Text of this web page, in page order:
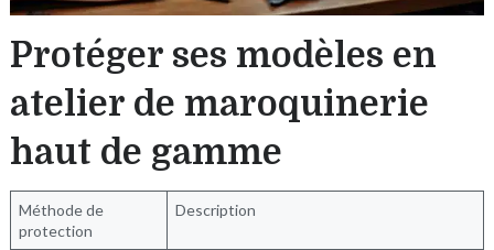
Protéger ses modèles en
atelier de maroquinerie
haut de gamme
Méthode de
protection
Description